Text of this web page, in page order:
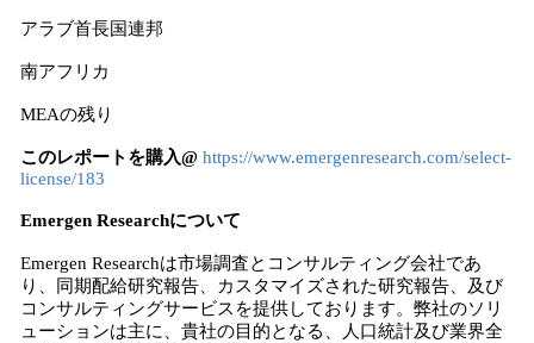
アラブ首長国連邦
南アフリカ
MEAの残り
このレポートを購入@ https://www.emergenresearch.com/select-
license/183
Emergen Researchについて
Emergen Researchは市場調査とコンサルティング会社であ
り、同期配給研究報告、カスタマイズされた研究報告、及び
コンサルティングサービスを提供しております。弊社のソリ
ューションは主に、貴社の目的となる、人口統計及び業界全